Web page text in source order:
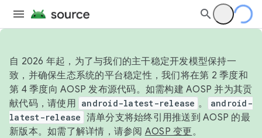
自 2026 年起，为了与我们的主干稳定开发模型保持一
致，并确保生态系统的平台稳定性，我们将在第 2 季度和
第 4 季度向 AOSP 发布源代码。如需构建 AOSP 并为其贡
献代码，请使用 android-latest-release 。
android-
latest-release 清单分支将始终引用推送到 AOSP 的最
新版本。如需了解详情，请参阅 AOSP 变更。